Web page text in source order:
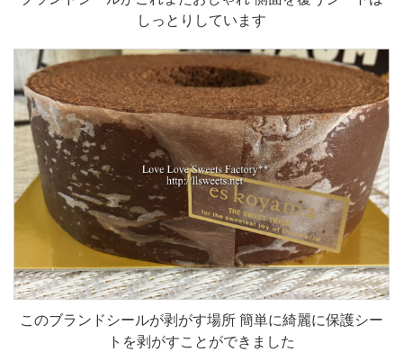
しっとりしています
このブランドシールが剥がす場所 簡単に綺麗に保護シー
トを剥がすことができました